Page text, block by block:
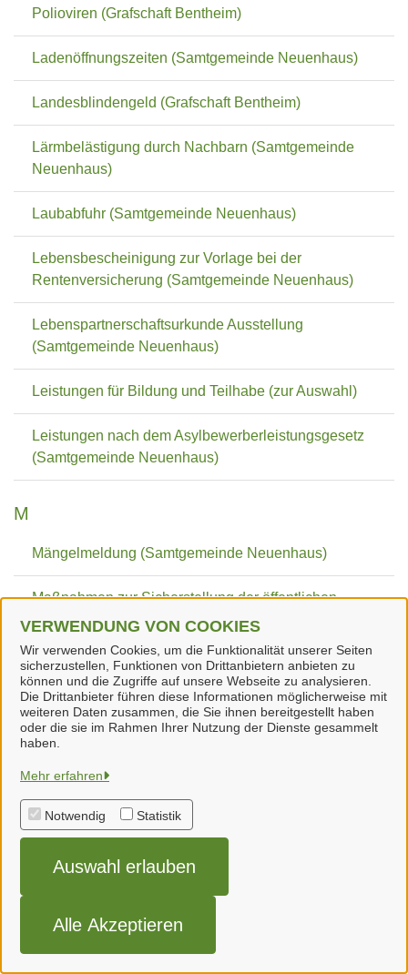
VERWENDUNG VON COOKIES
Wir verwenden Cookies, um die Funktionalität unserer Seiten
sicherzustellen, Funktionen von Drittanbietern anbieten zu
können und die Zugriffe auf unsere Webseite zu analysieren.
Die Drittanbieter führen diese Informationen möglicherweise mit
weiteren Daten zusammen, die Sie ihnen bereitgestellt haben
oder die sie im Rahmen Ihrer Nutzung der Dienste gesammelt
haben.
Mehr erfahren
Notwendig Statistik
Auswahl erlauben
Alle Akzeptieren
Polioviren (Grafschaft Bentheim)
Ladenöffnungszeiten (Samtgemeinde Neuenhaus)
Landesblindengeld (Grafschaft Bentheim)
Lärmbelästigung durch Nachbarn (Samtgemeinde
Neuenhaus)
Laubabfuhr (Samtgemeinde Neuenhaus)
Lebensbescheinigung zur Vorlage bei der
Rentenversicherung (Samtgemeinde Neuenhaus)
Lebenspartnerschaftsurkunde Ausstellung
(Samtgemeinde Neuenhaus)
Leistungen für Bildung und Teilhabe (zur Auswahl)
Leistungen nach dem Asylbewerberleistungsgesetz
(Samtgemeinde Neuenhaus)
M
Mängelmeldung (Samtgemeinde Neuenhaus)
Maßnahmen zur Sicherstellung der öffentlichen
Sicherheit und Ordnung (Samtgemeinde Neuenhaus)
Meldebescheinigung Erteilung einfach
(Samtgemeinde Neuenhaus)
Meldebescheinigung Erteilung erweitert
(Samtgemeinde Neuenhaus)
Meldebestätigung Ausstellung (Samtgemeinde
Neuenhaus)
Melderegisterauskunft Erteilung einfach
Melderegisterauskunft Erteilung erweitert
(Samtgemeinde Neuenhaus)